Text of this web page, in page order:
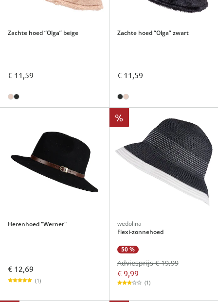
Zachte hoed “Olga” beige
€ 11,59
Zachte hoed “Olga” zwart
€ 11,59
Herenhoed "Werner"
€ 12,69
(1)
%
wedolina
Flexi-zonnehoed
50 %
€ 9,99
Adviesprijs € 19,99
(1)